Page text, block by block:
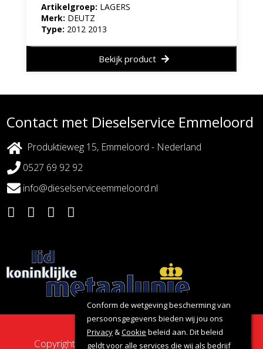
Conform de wetgeving bescherming van
persoonsgegevens bieden wij jou ons
Privacy&Cookie beleid aan. Dit beleid
geldt voor alle services die wij als bedrijf
Artikelgroep: LAGERS
Merk: DEUTZ
Type: 2012 2013
Bekijk product
Contact met Dieselservice Emmeloord
Produktieweg 15, Emmeloord - Nederland
0527 69 92 92
info@dieselserviceemmeloord.nl
Copyright 2026 - Dieselservice Emmeloord |